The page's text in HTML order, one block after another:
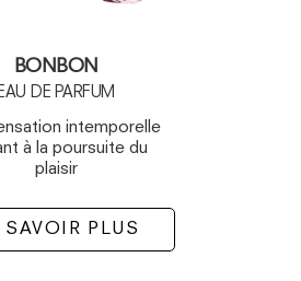
BONBON
DE PARFUM
intemporelle
à la poursuite du
plaisir
SAVOIR PLUS